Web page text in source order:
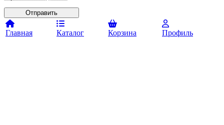
Отправить
Главная Каталог Корзина Профиль